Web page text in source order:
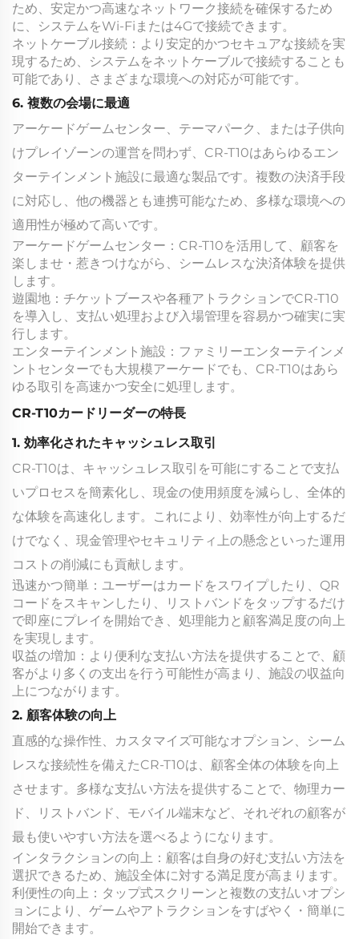
ため、安定かつ高速なネットワーク接続を確保するため
に、システムをWi-Fiまたは4Gで接続できます。
ネットケーブル接続：より安定的かつセキュアな接続を実
現するため、システムをネットケーブルで接続することも
可能であり、さまざまな環境への対応が可能です。
6. 複数の会場に最適
アーケードゲームセンター、テーマパーク、または子供向
けプレイゾーンの運営を問わず、CR-T10はあらゆるエン
ターテインメント施設に最適な製品です。複数の決済手段
に対応し、他の機器とも連携可能なため、多様な環境への
適用性が極めて高いです。
アーケードゲームセンター：CR-T10を活用して、顧客を
楽しませ・惹きつけながら、シームレスな決済体験を提供
します。
遊園地：チケットブースや各種アトラクションでCR-T10
を導入し、支払い処理および入場管理を容易かつ確実に実
行します。
エンターテインメント施設：ファミリーエンターテインメ
ントセンターでも大規模アーケードでも、CR-T10はあら
ゆる取引を高速かつ安全に処理します。
CR-T10カードリーダーの特長
1. 効率化されたキャッシュレス取引
CR-T10は、キャッシュレス取引を可能にすることで支払
いプロセスを簡素化し、現金の使用頻度を減らし、全体的
な体験を高速化します。これにより、効率性が向上するだ
けでなく、現金管理やセキュリティ上の懸念といった運用
コストの削減にも貢献します。
迅速かつ簡単：ユーザーはカードをスワイプしたり、QR
コードをスキャンしたり、リストバンドをタップするだけ
で即座にプレイを開始でき、処理能力と顧客満足度の向上
を実現します。
収益の増加：より便利な支払い方法を提供することで、顧
客がより多くの支出を行う可能性が高まり、施設の収益向
上につながります。
2. 顧客体験の向上
直感的な操作性、カスタマイズ可能なオプション、シーム
レスな接続性を備えたCR-T10は、顧客全体の体験を向上
させます。多様な支払い方法を提供することで、物理カー
ド、リストバンド、モバイル端末など、それぞれの顧客が
最も使いやすい方法を選べるようになります。
インタラクションの向上：顧客は自身の好む支払い方法を
選択できるため、施設全体に対する満足度が高まります。
利便性の向上：タップ式スクリーンと複数の支払いオプシ
ョンにより、ゲームやアトラクションをすばやく・簡単に
開始できます。